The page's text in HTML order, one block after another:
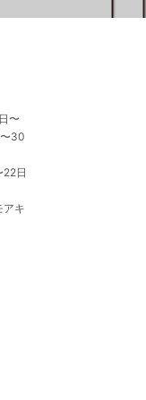
〜
30
日
アキ